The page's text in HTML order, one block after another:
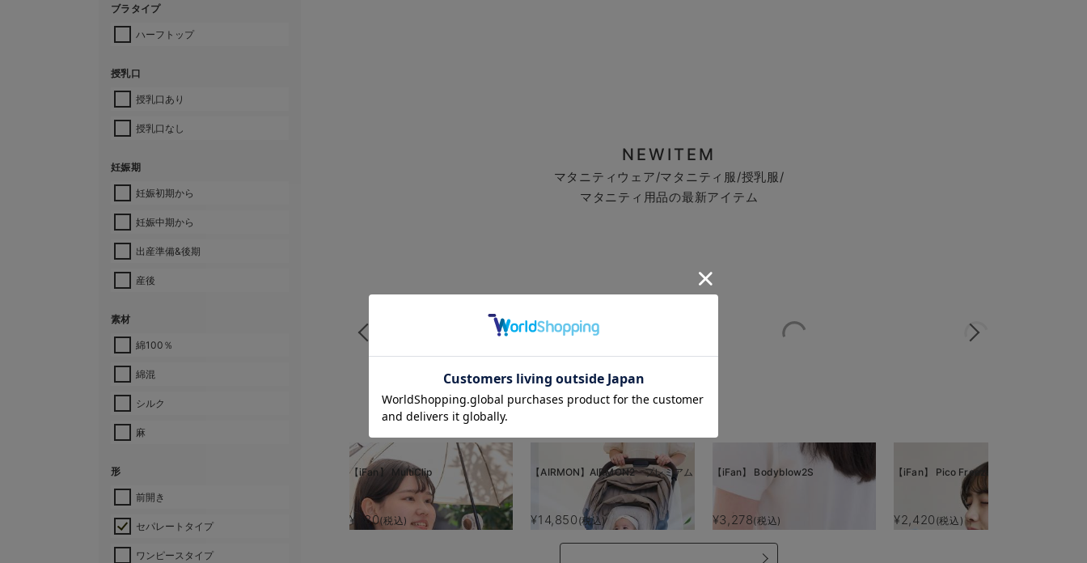
ブラタイプ
ハーフトップ
授乳口
授乳口あり
授乳口なし
妊娠期
妊娠初期から
妊娠中期から
出産準備&後期
産後
素材
綿100％
綿混
シルク
麻
形
前開き
セパレートタイプ
ワンピースタイプ
NEWITEM
マタニティウェア/マタニティ服/授乳服/
マタニティ用品の最新アイテム
【iFan】 MultiClip
¥880(税込)
【AIRMON】AIRMON2 プレミアム
¥14,850 (税込)
【iFan】 Bodyblow2S
¥3,278(税込)
【iFan】 Pico Freeze
¥2,420 (税込)
お気に入り商品を確認する